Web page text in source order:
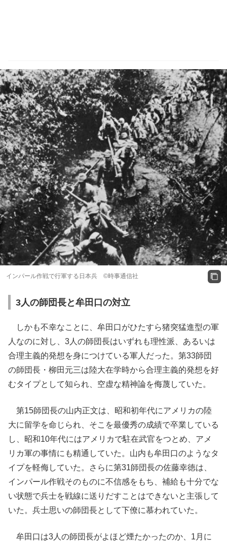
インパール作戦で行軍する日本兵 ©時事通信社
3人の師団長と牟田口の対立
しかも不幸なことに、牟田口がひたすら猪突猛進型の軍
人なのに対し、3人の師団長はいずれも理性派、あるいは
合理主義的発想を身につけている軍人だった。第33師団
の師団長・柳田元三は陸大在学時から合理主義的発想を好
むタイプとして知られ、空虚な精神論を侮蔑していた。
第15師団長の山内正文は、昭和初年代にアメリカの陸
大に留学を命じられ、そこを最優秀の成績で卒業している
し、昭和10年代にはアメリカで駐在武官をつとめ、アメ
リカ軍の事情にも精通していた。山内も牟田口のようなタ
イプを軽侮していた。さらに第31師団長の佐藤幸徳は、
インパール作戦そのものに不信感をもち、補給も十分でな
い状態で兵士を戦線に送りだすことはできないと主張して
いた。兵士思いの師団長として下僚に慕われていた。
牟田口は3人の師団長がよほど煙たかったのか、1月に